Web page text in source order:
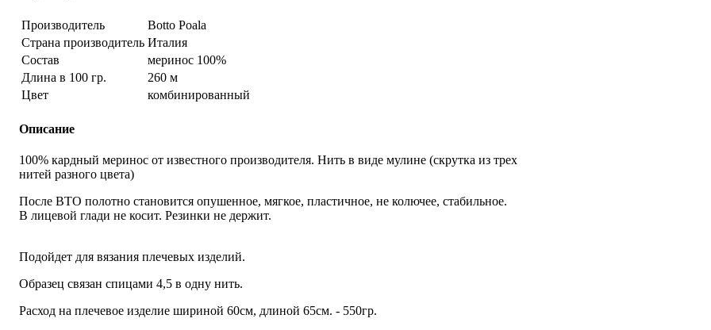
Производитель
Botto Poala
Страна производитель Италия
Состав
меринос 100%
Длина в 100 гр.
260 м
Цвет
комбинированный
Описание
100% кардный меринос от известного производителя. Нить в виде мулине (скрутка из трех
нитей разного цвета)
После ВТО полотно становится опушенное, мягкое, пластичное, не колючее, стабильное.
В лицевой глади не косит. Резинки не держит.
Подойдет для вязания плечевых изделий.
Образец связан спицами 4,5 в одну нить.
Расход на плечевое изделие шириной 60см, длиной 65см. - 550гр.